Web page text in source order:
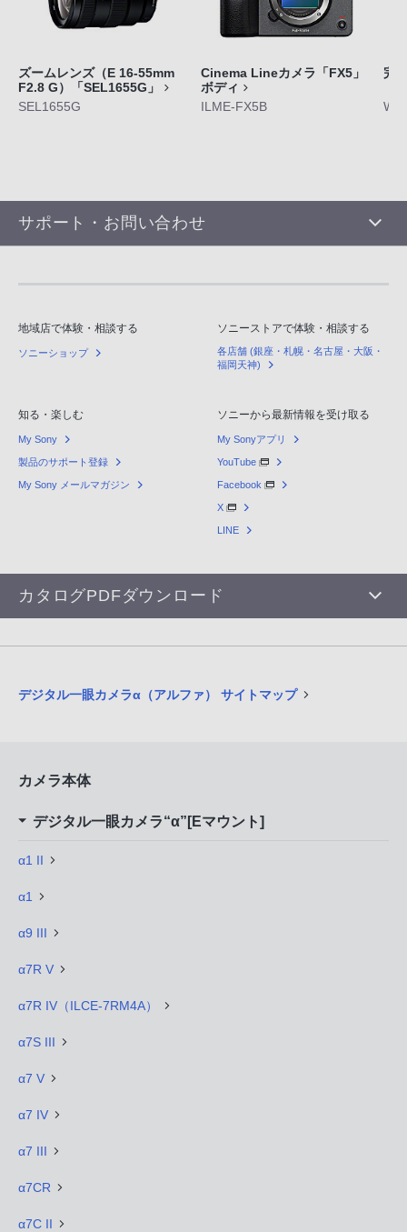
ズームレンズ（E 16-55mm
F2.8 G）「SEL1655G」
SEL1655G
Cinema Lineカメラ「FX5」
ボディ
ILME-FX5B
完
サポート・お問い合わせ
地域店で体験・相談する
ソニーショップ
ソニーストアで体験・相談する
各店舗 (銀座・札幌・名古屋・大阪・
福岡天神)
知る・楽しむ
My Sony
製品のサポート登録
My Sony メールマガジン
ソニーから最新情報を受け取る
My Sonyアプリ
YouTube
Facebook
X
LINE
カタログPDFダウンロード
デジタル一眼カメラα（アルファ） サイトマップ
カメラ本体
デジタル一眼カメラ“α”[Eマウント]
α1 II
α1
α9 III
α7R V
α7R IV（ILCE-7RM4A）
α7S III
α7 V
α7 IV
α7 III
α7CR
α7C II